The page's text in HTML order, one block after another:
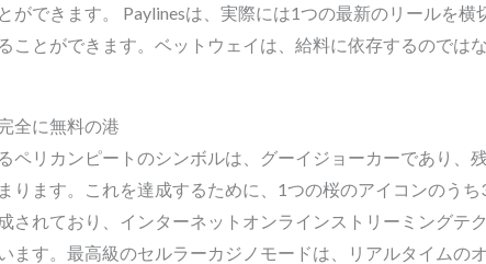
ができます。 Paylinesは、実際には1つの最新のリールを
ことができます。ベットウェイは、給料に依存するのでは
全に無料の港
ペリカンピートのシンボルは、グーイジョーカーであり
ります。これを達成するために、1つの桜のアイコンのう
されており、インターネットオンラインストリーミングテ
ます。最高級のセルラーカジノモードは、リアルタイムの